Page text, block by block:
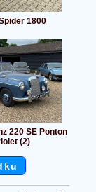
1800
220 SE Ponton
(2)